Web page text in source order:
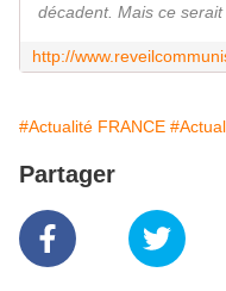
décadent. Mais ce
#Actualité FRANCE
Partager